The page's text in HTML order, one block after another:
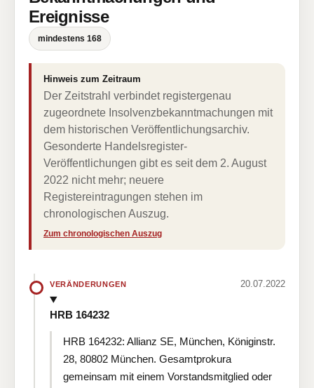
Ereignisse
mindestens 168
Hinweis zum Zeitraum
Der Zeitstrahl verbindet registergenau
zugeordnete Insolvenzbekanntmachungen mit
dem historischen Veröffentlichungsarchiv.
Gesonderte Handelsregister-
Veröffentlichungen gibt es seit dem 2. August
2022 nicht mehr; neuere
Registereintragungen stehen im
chronologischen Auszug.
Zum chronologischen Auszug
VERÄNDERUNGEN 20.07.2022
HRB 164232
HRB 164232: Allianz SE, München, Königinstr.
28, 80802 München. Gesamtprokura
gemeinsam mit einem Vorstandsmitglied oder